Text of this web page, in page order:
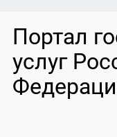
Портал
услуг